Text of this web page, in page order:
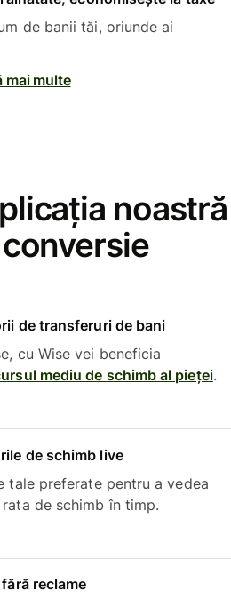
de banii tăi, oriunde ai
mai multe
noastră
de transferuri de bani
cu Wise vei beneficia
mediu de schimb al pieței.
de schimb live
tale preferate pentru a vedea
de schimb în timp.
reclame